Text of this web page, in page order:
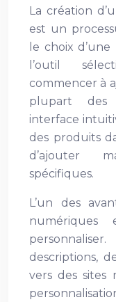
La création
est un
le choix
l’outil
commencer à
plupart des
interface
des produits
d’ajouter
spécifiques.
L’un des
descriptions,
vers des sites